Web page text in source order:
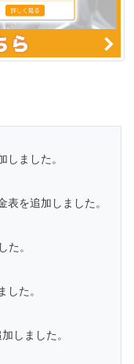
しました。
表を追加しました。
た。
た。
しました。